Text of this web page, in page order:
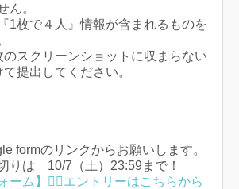
ん。
1枚で４人』情報が含まれるものを
スクリーンショットに収まらない
提出してください。
formのリンクからお願いします。
りは 10/7（土）23:59まで！
ーム】💁‍♀️エントリーはこちらから